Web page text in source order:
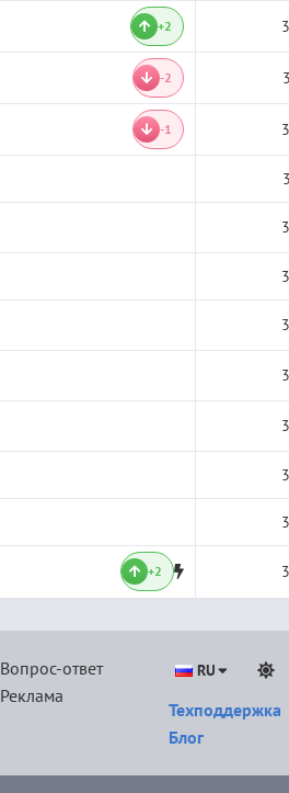
+2
-2
-1
+2
Вопрос-ответ
Реклама
RU
Техподдержка
Блог